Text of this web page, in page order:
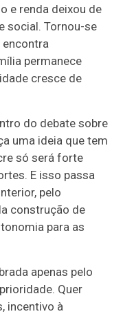
e renda deixou de
social. Tornou-se
encontra
permanece
cresce de
do debate sobre
uma ideia que tem
só será forte
E isso passa
pelo
construção de
para as
apenas pelo
Quer
incentivo à